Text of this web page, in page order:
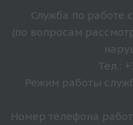
Служба по работе
(по вопросам
Тел.:
Режим работы
Номер телефона